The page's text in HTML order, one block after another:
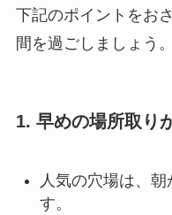
下記のポイントをお
間を過ごしましょう。
1. 早めの場所取り
人気の穴場は、
す。